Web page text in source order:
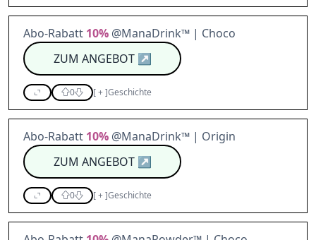
Abo-Rabatt 10% @ManaDrink™ | Choco
ZUM ANGEBOT↗
0 [+]Geschichte
Abo-Rabatt 10% @ManaDrink™ | Origin
ZUM ANGEBOT↗
0 [+]Geschichte